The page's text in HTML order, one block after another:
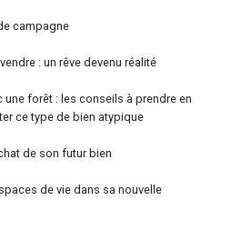
campagne
: un rêve devenu réalité
une forêt : les conseils à prendre en
ce type de bien atypique
de son futur bien
de vie dans sa nouvelle